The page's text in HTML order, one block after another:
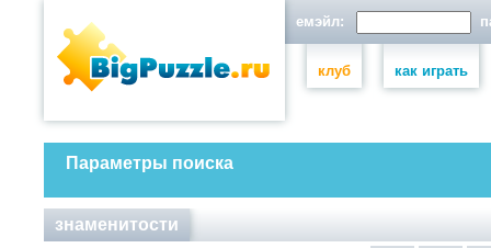
емэйл:
клуб как играть
Параметры поиска
знаменитости